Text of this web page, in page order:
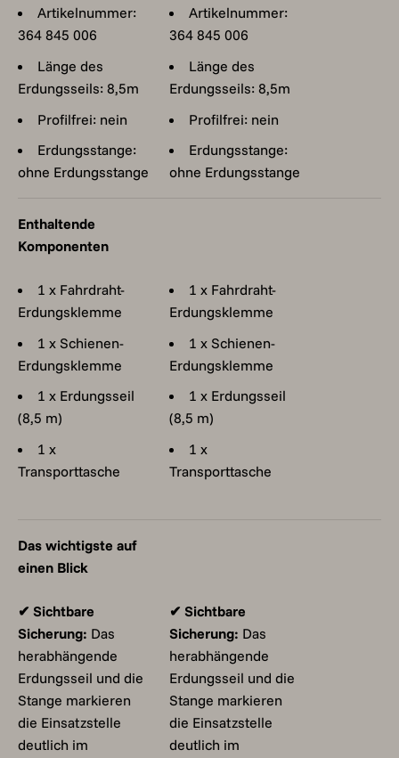
Artikelnummer:
364 845 006
Länge des
Erdungsseils: 8,5m
Profilfrei: nein
Erdungsstange:
ohne Erdungsstange
Artikelnummer:
364 845 006
Länge des
Erdungsseils: 8,5m
Profilfrei: nein
Erdungsstange:
ohne Erdungsstange
Enthaltende
Komponenten
1 x Fahrdraht-
Erdungsklemme
1 x Schienen-
Erdungsklemme
1 x Erdungsseil
(8,5 m)
1 x
Transporttasche
1 x Fahrdraht-
Erdungsklemme
1 x Schienen-
Erdungsklemme
1 x Erdungsseil
(8,5 m)
1 x
Transporttasche
Das wichtigste auf
einen Blick
✔ Sichtbare
Sicherung: Das
herabhängende
Erdungsseil und die
Stange markieren
die Einsatzstelle
deutlich im
✔ Sichtbare
Sicherung: Das
herabhängende
Erdungsseil und die
Stange markieren
die Einsatzstelle
deutlich im